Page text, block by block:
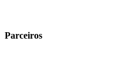
Parceiros